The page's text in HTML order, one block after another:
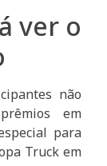
ver o
não
em
para
Truck em